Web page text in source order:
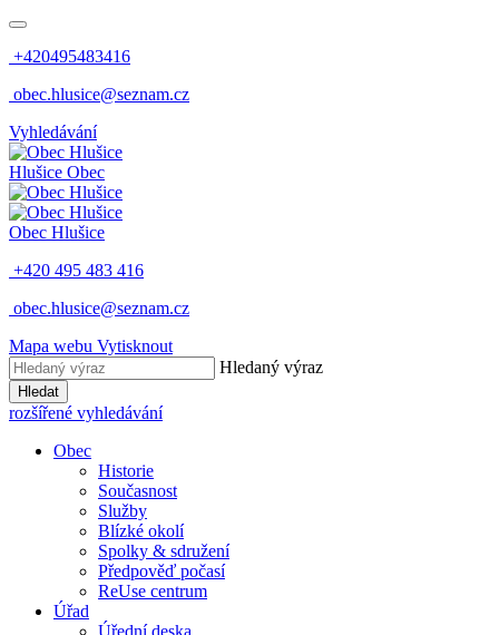
+420495483416
obec.hlusice@seznam.cz
Vyhledávání
Hlušice Obec
Obec Hlušice
+420 495 483 416
obec.hlusice@seznam.cz
Mapa webu Vytisknout
Hledaný výraz
Hledat
rozšířené vyhledávání
Obec
Historie
Současnost
Služby
Blízké okolí
Spolky & sdružení
Předpověď počasí
ReUse centrum
Úřad
Úřední deska